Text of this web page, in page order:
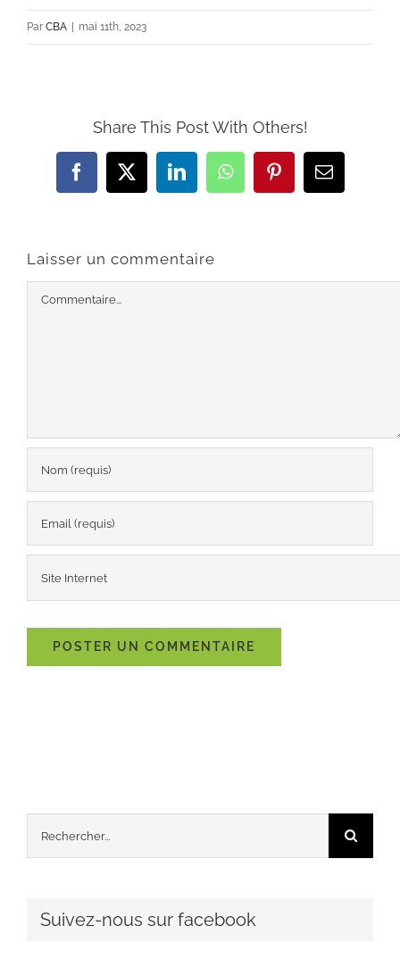
Par CBA | mai 11th, 2023
Share This Post With Others!
Facebook
X LinkedInWhatsAppPinterestEmail
Laisser un commentaire
Commentaire
Rechercher:
Suivez-nous sur facebook